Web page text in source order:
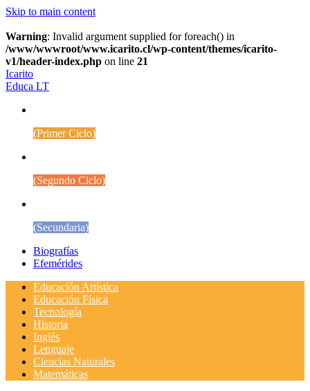
Skip to main content
Warning: Invalid argument supplied for foreach() in
/www/wwwroot/www.icarito.cl/wp-content/themes/icarito-
v1/header-index.php on line 21
Icarito
Educa LT
(Primer Ciclo)
(Segundo Ciclo)
(Secundaria)
Biografías
Efemérides
Educación Artística
Educación Física
Tecnología
Historia
Inglés
Lenguaje
Ciencias Naturales
Matemáticas